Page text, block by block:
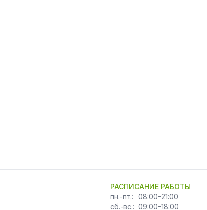
РАСПИСАНИЕ РАБОТЫ
пн.-пт.:
08:00–21:00
сб.-вс.: 09:00–18:00